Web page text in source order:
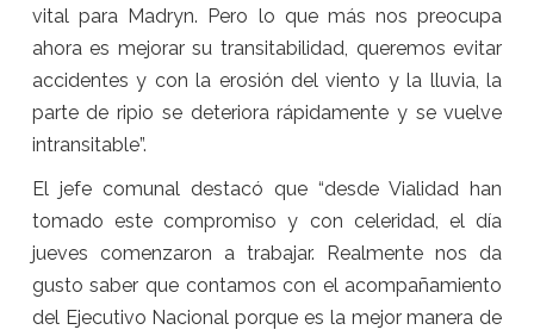
vital para Madryn. Pero lo que más nos preocupa
ahora es mejorar su transitabilidad, queremos evitar
accidentes y con la erosión del viento y la lluvia, la
parte de ripio se deteriora rápidamente y se vuelve
intransitable”.
El jefe comunal destacó que “desde Vialidad han
tomado este compromiso y con celeridad, el día
jueves comenzaron a trabajar. Realmente nos da
gusto saber que contamos con el acompañamiento
del Ejecutivo Nacional porque es la mejor manera de